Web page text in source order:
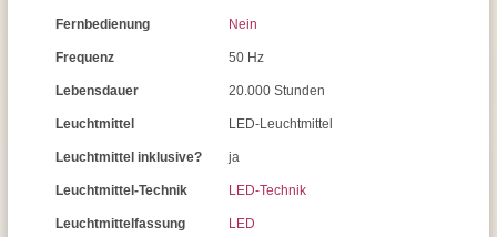
Fernbedienung Nein
Frequenz 50 Hz
Lebensdauer 20.000 Stunden
Leuchtmittel LED-Leuchtmittel
Leuchtmittel inklusive? ja
Leuchtmittel-Technik LED-Technik
Leuchtmittelfassung LED